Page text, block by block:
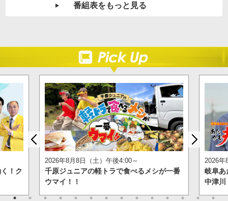
番組表をもっと見る
！ク
2026年8月8日（土）午後4:00～
千原ジュニアの軽トラで食べるメシが一番
ウマイ！！
2026年
岐阜
中津川